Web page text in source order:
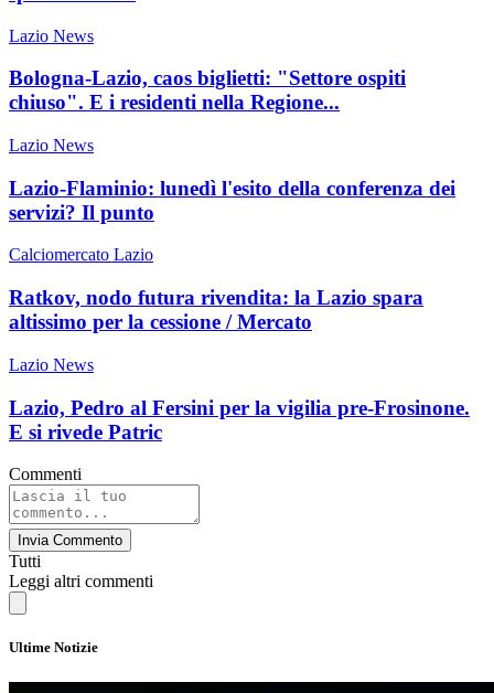
Lazio News
Bologna-Lazio, caos biglietti: "Settore ospiti
chiuso". E i residenti nella Regione...
Lazio News
Lazio-Flaminio: lunedì l'esito della conferenza dei
servizi? Il punto
Calciomercato Lazio
Ratkov, nodo futura rivendita: la Lazio spara
altissimo per la cessione / Mercato
Lazio News
Lazio, Pedro al Fersini per la vigilia pre-Frosinone.
E si rivede Patric
Commenti
Invia Commento
Tutti
Leggi altri commenti
Ultime Notizie